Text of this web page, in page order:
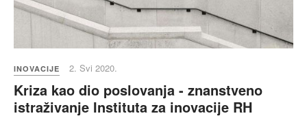
INOVACIJE 2. Svi 2020.
Kriza kao dio poslovanja - znanstveno
istraživanje Instituta za inovacije RH